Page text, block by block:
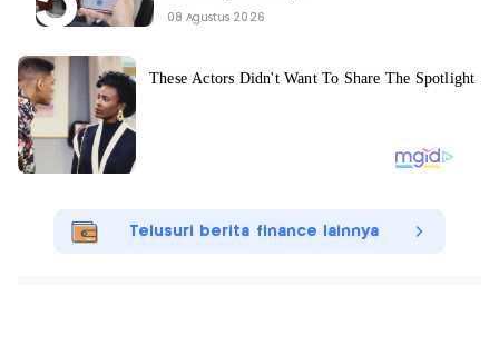
08 Agustus 2026
Telusuri berita finance lainnya